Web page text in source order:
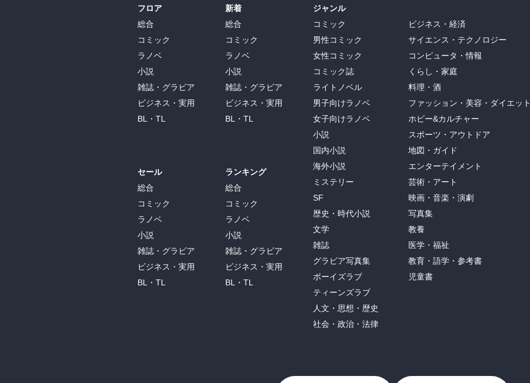
フロア
総合
コミック
ラノベ
小説
雑誌・グラビア
ビジネス・実用
BL・TL
セール
総合
コミック
ラノベ
小説
雑誌・グラビア
ビジネス・実用
BL・TL
新着
総合
コミック
ラノベ
小説
雑誌・グラビア
ビジネス・実用
BL・TL
ランキング
総合
コミック
ラノベ
小説
雑誌・グラビア
ビジネス・実用
BL・TL
ジャンル
コミック
男性コミック
女性コミック
コミック誌
ライトノベル
男子向けラノベ
女子向けラノベ
小説
国内小説
海外小説
ミステリー
SF
歴史・時代小説
文学
雑誌
グラビア写真集
ボーイズラブ
ティーンズラブ
人文・思想・歴史
社会・政治・法律
ビジネス・経済
サイエンス・テクノロジー
コンピュータ・情報
くらし・家庭
料理・酒
ファッション・美容・ダイエット
ホビー&カルチャー
スポーツ・アウトドア
地図・ガイド
エンターテイメント
芸術・アート
映画・音楽・演劇
写真集
教養
医学・福祉
教育・語学・参考書
児童書